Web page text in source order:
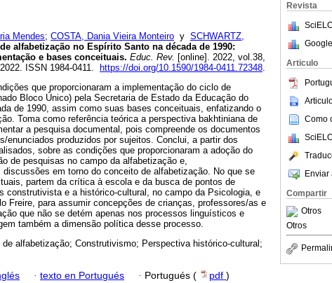
Revista
Articulo
Como
Enviar
Compartir
Otros
Otros
Mendes; COSTA, Dania Vieira Monteiro y SCHWARTZ,
alfabetização no Espírito Santo na década de 1990:
e bases conceituais. Educ. Rev. [online]. 2022, vol.38,
ISSN 1984-0411.
https://doi.org/10.1590/1984-0411.72348.
que proporcionaram a implementação do ciclo de
Bloco Único) pela Secretaria de Estado da Educação do
de 1990, assim como suas bases conceituais, enfatizando o
Toma como referência teórica a perspectiva bakhtiniana de
a pesquisa documental, pois compreende os documentos
enunciados produzidos por sujeitos. Conclui, a partir dos
sobre as condições que proporcionaram a adoção do
de pesquisas no campo da alfabetização e,
discussões em torno do conceito de alfabetização. No que se
partem da crítica à escola e da busca de pontos de
construtivista e a histórico-cultural, no campo da Psicologia, e
Freire, para assumir concepções de crianças, professores/as e
que não se detém apenas nos processos linguísticos e
também a dimensão política desse processo.
de alfabetização; Construtivismo; Perspectiva histórico-cultural;
· texto en Portugués · Portugués ( pdf )